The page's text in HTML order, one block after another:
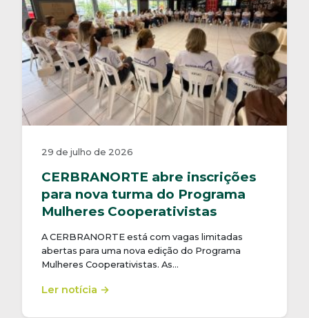
29 de julho de 2026
CERBRANORTE abre inscrições
para nova turma do Programa
Mulheres Cooperativistas
A CERBRANORTE está com vagas limitadas
abertas para uma nova edição do Programa
Mulheres Cooperativistas. As…
Ler notícia →